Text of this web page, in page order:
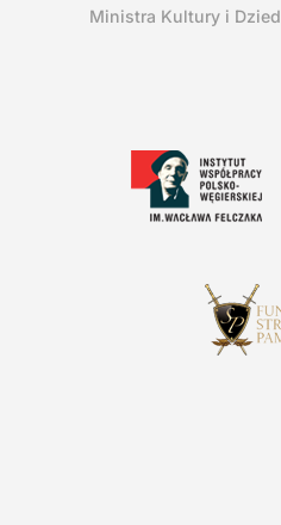
Ministra Kultury i